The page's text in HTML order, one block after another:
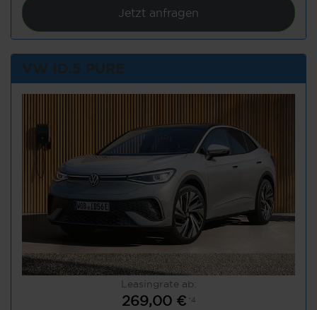
Jetzt anfragen
Leasingrate ab:
269,00 €*4